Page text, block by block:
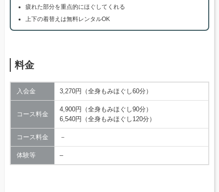
疲れた部分を重点的にほぐしてくれる
上下の着替えは無料レンタルOK
料金
入会金 3,270円（全身もみほぐし60分）
コース料金
4,900円（全身もみほぐし90分）
6,540円（全身もみほぐし120分）
コース料金 －
体験等 –